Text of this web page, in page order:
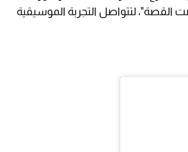
لتتواصل التجربة الموسيقية